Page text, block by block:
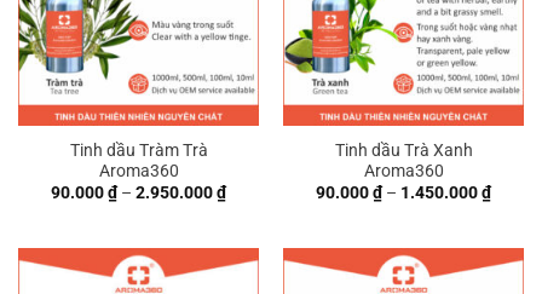
Tinh dầu Tràm Trà
Aroma360
90.000₫ – 2.950.000₫Khoảng
giá:
đến
2.950.000 ₫
Tinh dầu Trà Xanh
Aroma360
90.000₫ – 1.450.000₫
giá:
đến